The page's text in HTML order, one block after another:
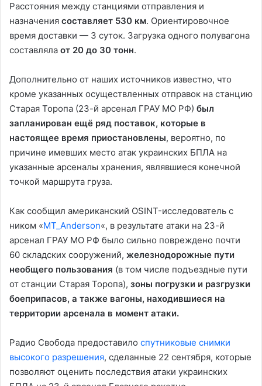
о
з
в
с
т
и
в
Расстояния между станциями отправления и
назначения составляет 530 км. Ориентировочное
время доставки — 3 суток. Загрузка одного полувагона
составляла от 20 до 30 тонн.
Дополнительно от наших источников известно, что
кроме указанных осуществленных отправок на станцию
Старая Торопа (23-й арсенал ГРАУ МО РФ) был
запланирован ещё ряд поставок, которые в
настоящее время приостановлены, вероятно, по
причине имевших место атак украинских БПЛА на
указанные арсеналы хранения, являвшиеся конечной
точкой маршрута груза.
Как сообщил американский OSINT-исследователь с
ником «MT_Anderson«, в результате атаки на 23-й
арсенал ГРАУ МО РФ было сильно повреждено почти
60 складских сооружений, железнодорожные пути
необщего пользования (в том числе подъездные пути
от станции Старая Торопа), зоны погрузки и разгрузки
боеприпасов, а также вагоны, находившиеся на
территории арсенала в момент атаки.
Радио Свобода предоставило спутниковые снимки
высокого разрешения, сделанные 22 сентября, которые
позволяют оценить последствия атаки украинских